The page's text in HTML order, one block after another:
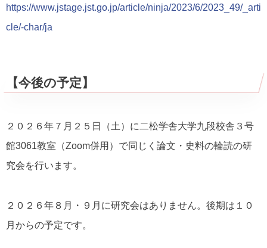
https://www.jstage.jst.go.jp/article/ninja/2023/6/2023_49/_arti
cle/-char/ja
【今後の予定】
２０２６年７月２５日（土）に二松学舎大学九段校舎３号
館3061教室（Zoom併用）で同じく論文・史料の輪読の研
究会を行います。
２０２６年８月・９月に研究会はありません。後期は１０
月からの予定です。